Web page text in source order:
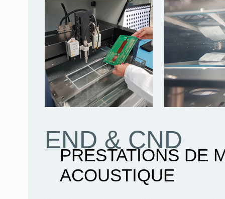
END & CND
PRESTATIONS DE
ACOUSTIQUE